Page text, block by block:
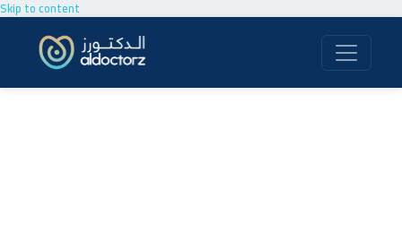
Skip to content